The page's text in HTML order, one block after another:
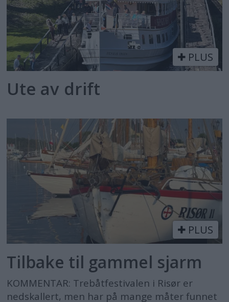
PLUS
Ute av drift
PLUS
Tilbake til gammel sjarm
KOMMENTAR: Trebåtfestivalen i Risør er
nedskallert, men har på mange måter funnet